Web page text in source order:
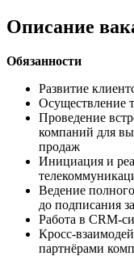
Описание
Обязанности
Развитие
Осуществление
Проведение
компаний для
продаж
Инициация и
Ведение
до подписания
Работа в CRM-
Кросс-
партнёрами